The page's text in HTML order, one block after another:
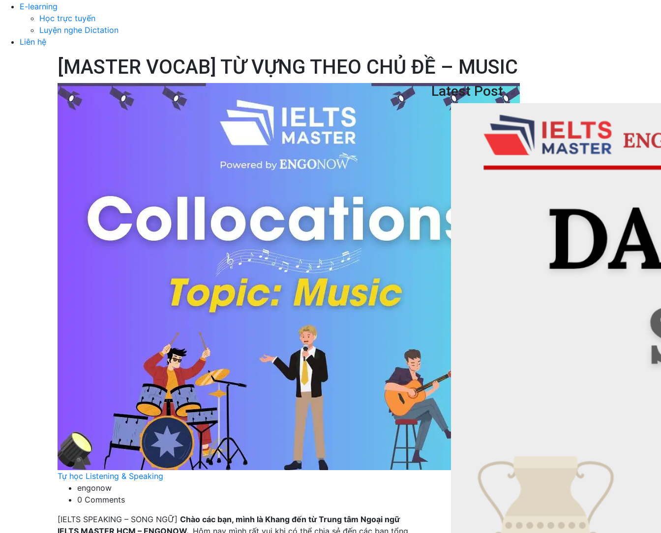
E-learning
Học trực tuyến
Luyện nghe Dictation
Liên hệ
[MASTER VOCAB] TỪ VỰNG THEO CHỦ ĐỀ – MUSIC
Tự học Listening & Speaking
engonow
0 Comments
[IELTS SPEAKING – SONG NGỮ] Chào các bạn, mình là Khang đến từ Trung tâm Ngoại ngữ
IELTS MASTER HCM – ENGONOW. Hôm nay mình rất vui khi có thể chia sẻ đến các bạn tổng
Latest Post